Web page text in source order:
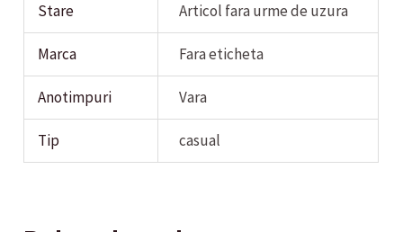
Stare Articol fara urme de uzura
Marca Fara eticheta
Anotimpuri Vara
Tip casual